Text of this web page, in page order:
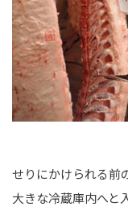
せりにかけられる前
大きな冷蔵庫内へと